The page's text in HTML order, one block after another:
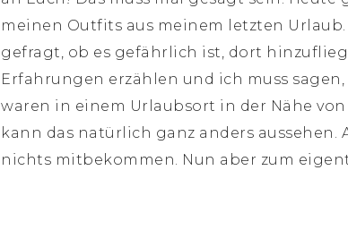
meinen Outfits aus meinem letzten
gefragt, ob es gefährlich ist, dort
Erfahrungen erzählen und ich muss
waren in einem Urlaubsort in der Nähe
kann das natürlich ganz anders
nichts mitbekommen. Nun aber zum